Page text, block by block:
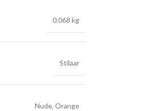
0.068 kg
Stilaar
Nude, Orange